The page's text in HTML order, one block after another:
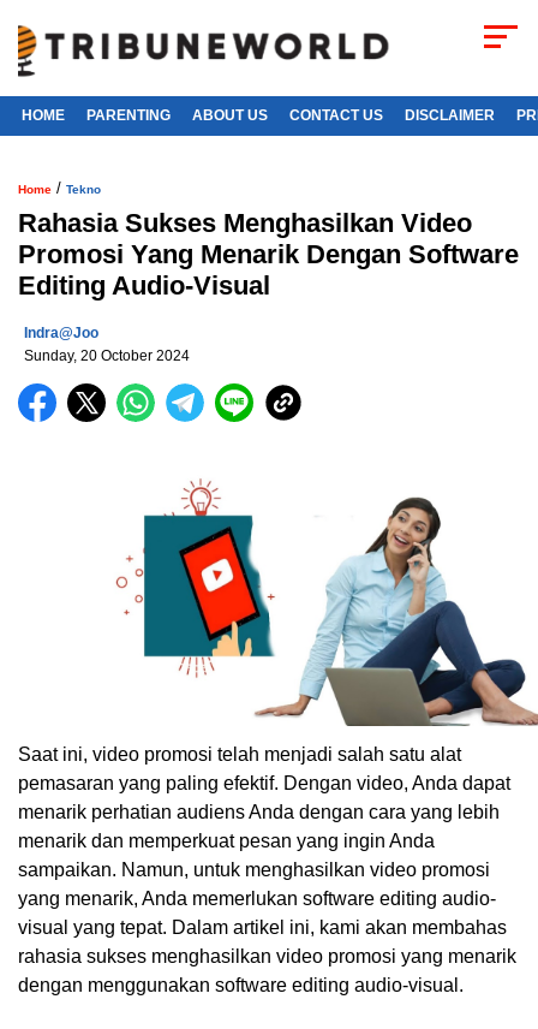
HOME PARENTING ABOUT US CONTACT US DISCLAIMER
Home / Tekno
Rahasia Sukses Menghasilkan Video
Promosi Yang Menarik Dengan Software
Editing Audio-Visual
Indra@joo
Sunday, 20 October 2024
Saat ini, video promosi telah menjadi salah satu alat
pemasaran yang paling efektif. Dengan video, Anda dapat
menarik perhatian audiens Anda dengan cara yang lebih
menarik dan memperkuat pesan yang ingin Anda
sampaikan. Namun, untuk menghasilkan video promosi
yang menarik, Anda memerlukan software editing audio-
visual yang tepat. Dalam artikel ini, kami akan membahas
rahasia sukses menghasilkan video promosi yang menarik
dengan menggunakan software editing audio-visual.